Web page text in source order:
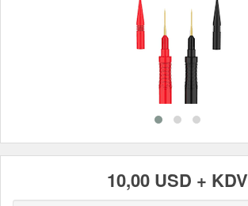
10,00 USD + KDV